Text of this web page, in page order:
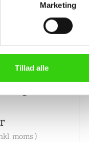
Marketing
Tillad alle
moms )